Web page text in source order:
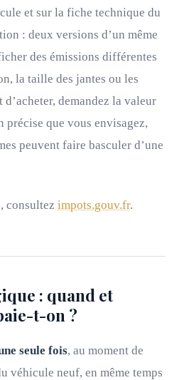
et sur la fiche technique du
: deux versions d’un même
des émissions différentes
la taille des jantes ou les
d’acheter, demandez la valeur
que vous envisagez,
peuvent faire basculer d’une
consultez impots.gouv.fr.
: quand et
t-on ?
seule fois, au moment de
véhicule neuf, en même temps